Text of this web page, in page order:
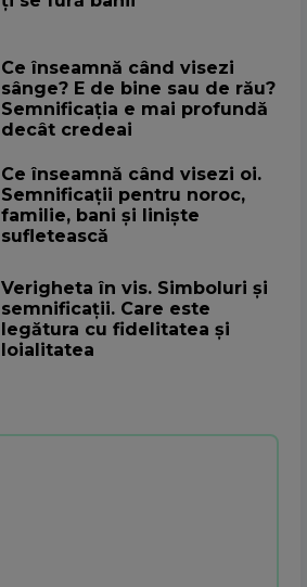
Ce înseamnă când visezi
sânge? E de bine sau de rău?
Semnificația e mai profundă
decât credeai
Ce înseamnă când visezi oi.
Semnificații pentru noroc,
familie, bani și liniște
sufletească
Verigheta în vis. Simboluri și
semnificații. Care este
legătura cu fidelitatea și
loialitatea